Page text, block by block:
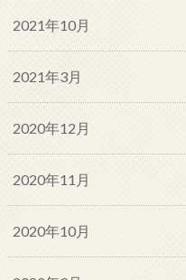
2021年10月
2021年3月
2020年12月
2020年11月
2020年10月